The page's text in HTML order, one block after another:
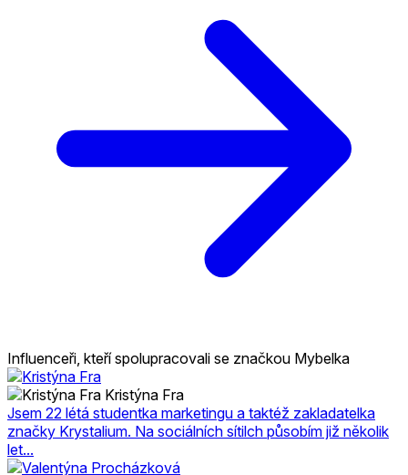
Influenceři, kteří spolupracovali se značkou Mybelka
Kristýna Fra
Jsem 22 létá studentka marketingu a taktéž zakladatelka
značky Krystalium. Na sociálních sítilch působím již několik
let...